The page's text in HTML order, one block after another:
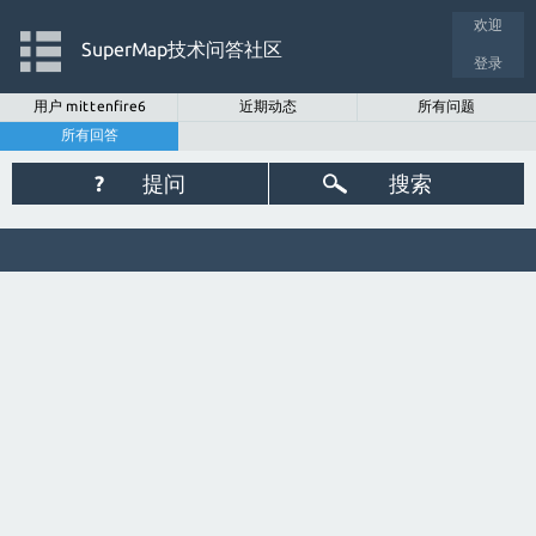
欢迎
登录
SuperMap技术问答社区
用户 mittenfire6 近期动态
所有问题
所有回答
? 提问 搜索